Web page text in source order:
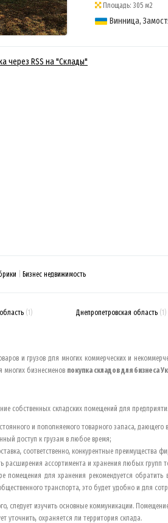
Площадь: 305 м2
Винница,
через RSS на "Склады"
Бизнес недвижимость
(1) Днепропетровская область (1)
и грузов для многих коммерческих и
многих бизнесменов покупка складов для бизнеса
собственных складских помещений для
и пополняемого товарного запаса,
доступ к грузам в любое время;
соответственно, конкурентные преимущества
расширения ассортимента и хранения любых групп
помещения для хранения рекомендуется
транспорта, это будет удобно и для
следует изучить основные коммуникации.
уточнить, охраняется ли территория склада.